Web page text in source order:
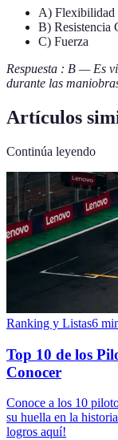
A) Flexibilidad
B) Resistencia
C) Fuerza
Respuesta : B — Es
durante las
Artículos
Continúa leyendo
Ranking y Listas6
Top 10 de los
Conocer
Conoce a los 10
su huella en la
logros aquí!